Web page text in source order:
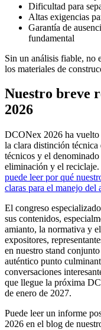
Dificultad para
Altas exigencias
Garantía de
fundamental
Sin un análisis fiable, no
los materiales de
Nuestro breve
2026
DCONex 2026 ha vuelto
la clara distinción
técnicos y el
eliminación y el reciclaje.
puede leer por qué
claras para el manejo del
El congreso
sus contenidos,
amianto, la normativa y
expositores,
en nuestro stand
auténtico punto
conversaciones
que llegue la próxima
de enero de 2027.
Puede leer un informe
2026 en el blog de